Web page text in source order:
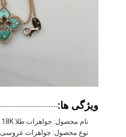
ویژگی ها:
نام محصول: جواهرات طلا 18K
نوع محصول: جواهرات عروسی